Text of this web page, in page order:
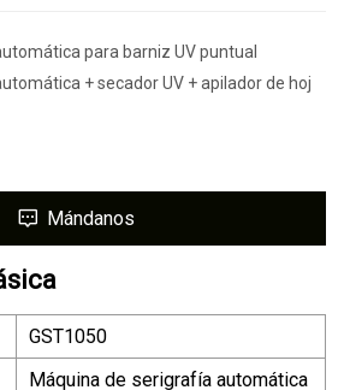
para barniz UV puntual
+ secador UV + apilador de hoj
Mándanos
GST1050
Máquina de serigrafía automática